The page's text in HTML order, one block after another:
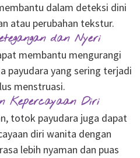
dalam deteksi dini
atau perubahan tekstur.
dan Nyeri
membantu mengurangi
payudara yang sering terjadi
menstruasi.
Kepercayaan Diri
totok payudara juga dapat
diri wanita dengan
lebih nyaman dan puas